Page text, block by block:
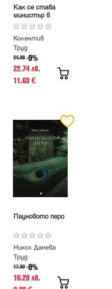
Как се става
министър в
България
Колектив
Труд
24.99 -9%
22.74 лв.
11.63 €
Пауновото перо
Никол Данева
Труд
17.90 -9%
16.29 лв.